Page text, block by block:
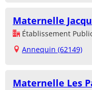
Maternelle
Établissement
Annequin (62149)
Maternelle Les